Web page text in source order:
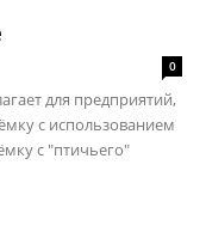
0
для предприятий,
с использованием
с "птичьего"